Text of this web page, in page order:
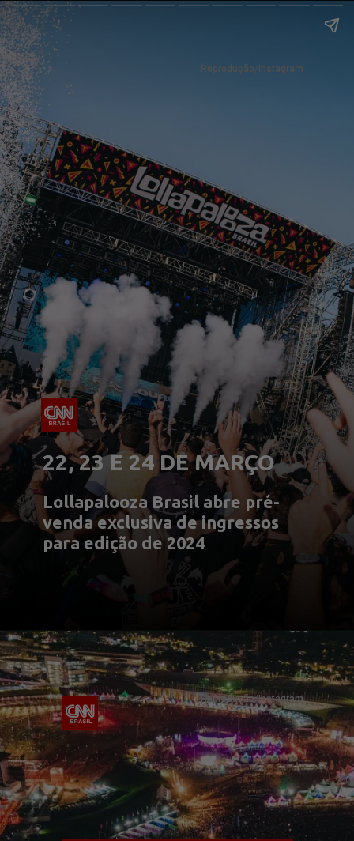
22, 23 E 24 DE MARÇO
Reprodução/Instagram
Lollapalooza Brasil abre pré-
venda exclusiva de ingressos
para edição de 2024
Reprodução/Instagram